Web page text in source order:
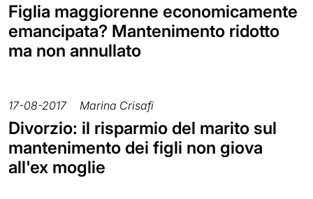
Figlia maggiorenne economicamente
emancipata? Mantenimento ridotto
ma non annullato
17-08-2017 Marina Crisafi
Divorzio: il risparmio del marito sul
mantenimento dei figli non giova
all'ex moglie